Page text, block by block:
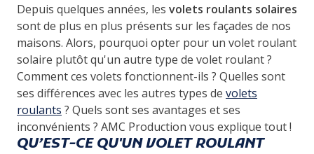
Depuis quelques années, les volets roulants solaires
sont de plus en plus présents sur les façades de nos
maisons. Alors, pourquoi opter pour un volet roulant
solaire plutôt qu'un autre type de volet roulant ?
Comment ces volets fonctionnent-ils ? Quelles sont
ses différences avec les autres types de volets
roulants ? Quels sont ses avantages et ses
inconvénients ? AMC Production vous explique tout !
QU’EST-CE QU'UN VOLET ROULANT